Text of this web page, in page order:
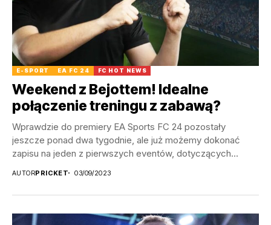
E-SPORT EA FC 24 FC HOT NEWS
Weekend z Bejottem! Idealne
połączenie treningu z zabawą?
Wprawdzie do premiery EA Sports FC 24 pozostały
jeszcze ponad dwa tygodnie, ale już możemy dokonać
zapisu na jeden z pierwszych eventów, dotyczących...
AUTORPRICKET 03/09/2023